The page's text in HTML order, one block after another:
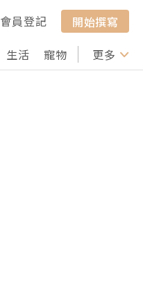
會員登記
開始撰寫
生活 寵物 行山 打卡
更多